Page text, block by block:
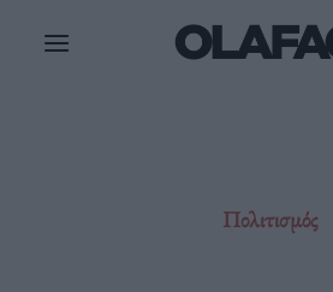
Πολιτισμός